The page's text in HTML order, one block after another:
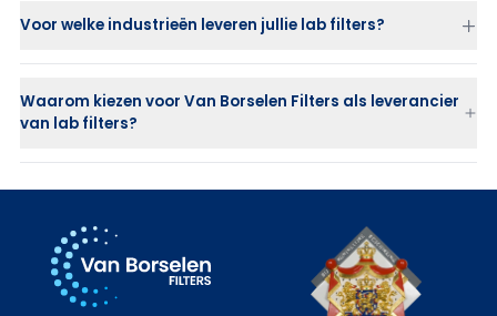
Voor welke industrieën leveren jullie lab filters?
chemische industrie
laboratoria en onderzoeksinstellingen
Waarom kiezen voor Van Borselen Filters als leverancier
van lab filters?